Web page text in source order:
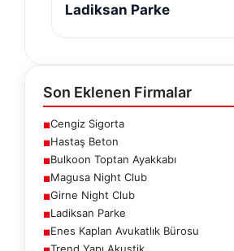
Ladiksan Parke
Son Eklenen Firmalar
■Cengiz Sigorta
■Hastaş Beton
■Bulkoon Toptan Ayakkabı
■Magusa Night Club
■Girne Night Club
■Ladiksan Parke
■Enes Kaplan Avukatlık Bürosu